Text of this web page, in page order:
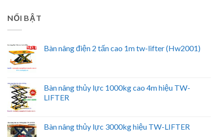
NỔI BẬT
Bàn nâng điện 2 tấn cao 1m tw-lifter (Hw2001)
Bàn nâng thủy lực 1000kg cao 4m hiệu TW-
LIFTER
Bàn nâng thủy lực 3000kg hiệu TW-LIFTER